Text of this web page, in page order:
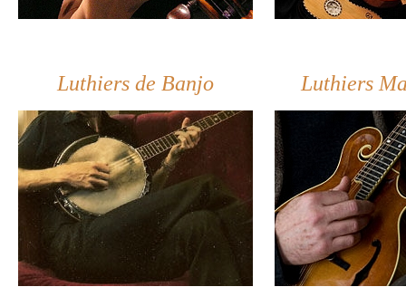
Luthiers de Banjo Luthiers